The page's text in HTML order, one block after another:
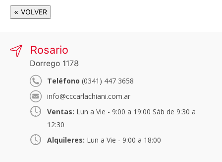
« VOLVER
Rosario
Dorrego 1178
Teléfono (0341) 447 3658
info@cccarlachiani.com.ar
Ventas: Lun a Vie - 9:00 a 19:00 Sáb de 9:30 a
12:30
Alquileres: Lun a Vie - 9:00 a 18:00